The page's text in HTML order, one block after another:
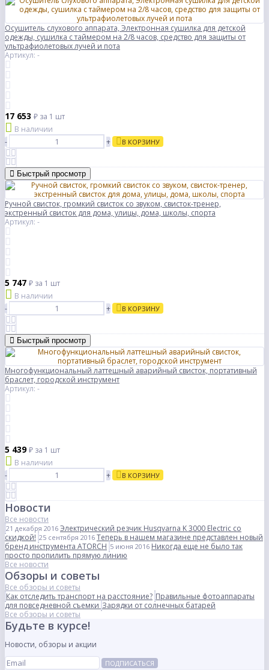
Осушитель слухового аппарата, Электронная сушилка для детской
одежды, сушилка с таймером на 2/8 часов, средство для защиты от
ультрафиолетовых лучей и пота
Артикул: -
17 653 ₽ за 1 шт
В наличии
-
+ В КОРЗИНУ
Быстрый просмотр
Ручной свисток, громкий свисток со звуком, свисток-тренер,
экстренный свисток для дома, улицы, дома, школы, спорта
Артикул: -
5 747 ₽ за 1 шт
В наличии
-
+ В КОРЗИНУ
Быстрый просмотр
Многофункциональный латтешный аварийный свисток, портативный
браслет, городской инструмент
Артикул: -
5 439₽ за 1 шт
В наличии
-
+ В КОРЗИНУ
Новости
Все новости
21 декабря 2016 Электрический резчик Husqvarna K 3000 Electric со
скидкой! 25 сентября 2016 Теперь в нашем магазине представлен новый
бренд инструмента ATORCH 5 июня 2016 Никогда еще не было так
просто пропилить прямую линию
Все новости
Обзоры и советы
Все обзоры и советы
Как отследить транспорт на расстояние? Правильные фотоаппараты
для повседневной съемки Зарядки от солнечных батарей
Все обзоры и советы
Будьте в курсе!
Новости, обзоры и акции
ПОДПИСАТЬСЯ